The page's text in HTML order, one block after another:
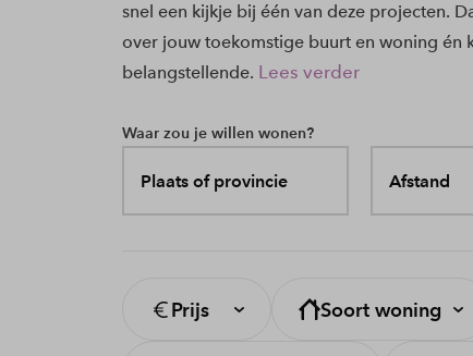
snel een kijkje bij één van deze projecten.
over jouw toekomstige buurt en woning én
belangstellende. Lees verder
Waar zou je willen wonen?
Plaats of provincie Afstand
Prijs Soort woning